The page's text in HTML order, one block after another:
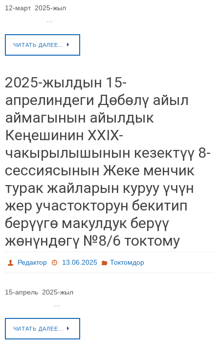
12-март 2025-жыл
ЧИТАТЬ ДАЛЕЕ…
2025-жылдын 15-
апрелиндеги Дөбөлү айыл
аймагынын айылдык
Кеңешинин XXIX-
чакырылышынын кезектүү 8-
сессиясынын Жеке менчик
турак жайларын куруу үчүн
жер участокторун бекитип
берүүгө макулдук берүү
жөнүндөгү №8/6 токтому
Редактор 13.06.2025 Токтомдор
15-апрель 2025-жыл
ЧИТАТЬ ДАЛЕЕ…